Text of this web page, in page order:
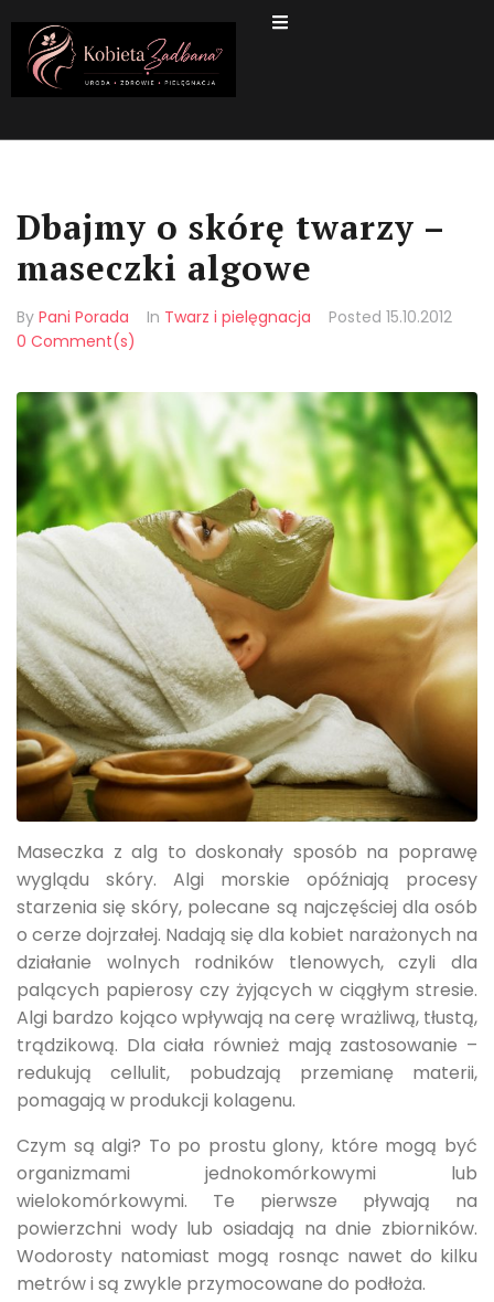
Dbajmy o skórę twarzy –
maseczki algowe
By Pani Porada In Twarz i pielęgnacja Posted 15.10.2012
0 Comment(s)
Maseczka z alg to doskonały sposób na poprawę
wyglądu skóry. Algi morskie opóźniają procesy
starzenia się skóry, polecane są najczęściej dla osób
o cerze dojrzałej. Nadają się dla kobiet narażonych na
działanie wolnych rodników tlenowych, czyli dla
palących papierosy czy żyjących w ciągłym stresie.
Algi bardzo kojąco wpływają na cerę wrażliwą, tłustą,
trądzikową. Dla ciała również mają zastosowanie –
redukują cellulit, pobudzają przemianę materii,
pomagają w produkcji kolagenu.
Czym są algi? To po prostu glony, które mogą być
organizmami jednokomórkowymi lub
wielokomórkowymi. Te pierwsze pływają na
powierzchni wody lub osiadają na dnie zbiorników.
Wodorosty natomiast mogą rosnąc nawet do kilku
metrów i są zwykle przymocowane do podłoża.